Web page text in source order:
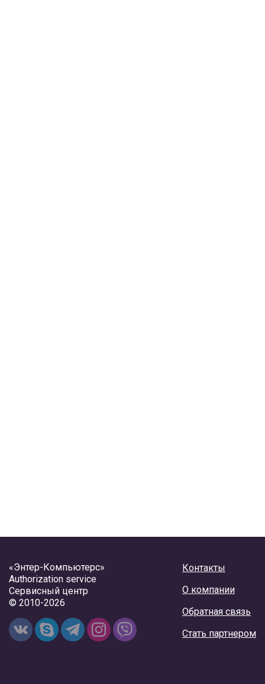
«Энтер-Компьютерс»
Authorization service
Сервисный центр
© 2010-2026
Контакты
О компании
Обратная связь
Стать партнером